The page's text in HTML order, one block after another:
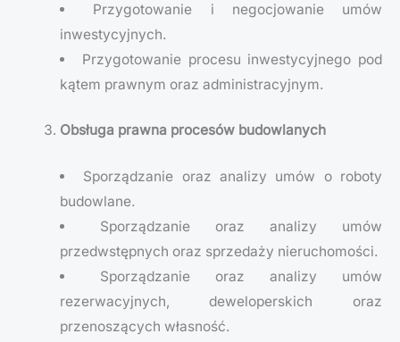
Przygotowanie i negocjowanie umów
inwestycyjnych.
Przygotowanie procesu inwestycyjnego pod
kątem prawnym oraz administracyjnym.
Obsługa prawna procesów budowlanych
Sporządzanie oraz analizy umów o roboty
budowlane.
Sporządzanie oraz analizy umów
przedwstępnych oraz sprzedaży nieruchomości.
Sporządzanie oraz analizy umów
rezerwacyjnych, deweloperskich oraz
przenoszących własność.